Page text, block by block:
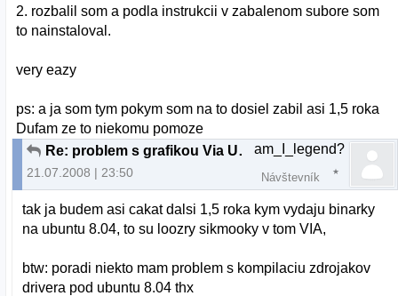
2. rozbalil som a podla instrukcii v zabalenom subore som
to nainstaloval.
very eazy
ps: a ja som tym pokym som na to dosiel zabil asi 1,5 roka
Dufam ze to niekomu pomoze
Re: problem s grafikou Via Unichrome pro IGP
21.07.2008 | 23:50
am_I_legend?
Návštevník
tak ja budem asi cakat dalsi 1,5 roka kym vydaju binarky
na ubuntu 8.04, to su loozry sikmooky v tom VIA,
btw: poradi niekto mam problem s kompilaciu zdrojakov
drivera pod ubuntu 8.04 thx